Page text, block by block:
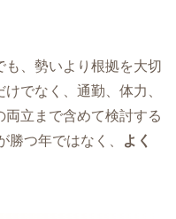
、勢いより根拠を大切
でなく、通勤、体力、
両立まで含めて検討する
勝つ年ではなく、
よく